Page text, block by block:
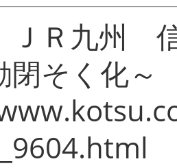
Ｒ九州 信
閉そく化～